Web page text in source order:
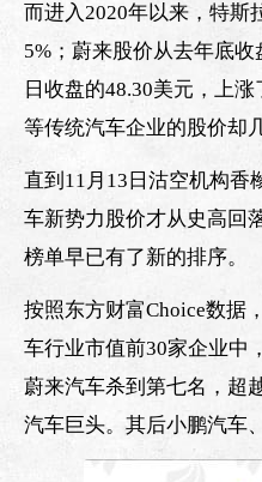
而进入2020年以来，特斯
5%；蔚来股价从去年底
日收盘的48.30美元，上
等传统汽车企业的股价却
直到11月13日沽空机构香
车新势力股价才从史高回
榜单早已有了新的排序。
按照东方财富Choice数据
车行业市值前30家企业中
蔚来汽车杀到第七名，超
汽车巨头。其后小鹏汽车